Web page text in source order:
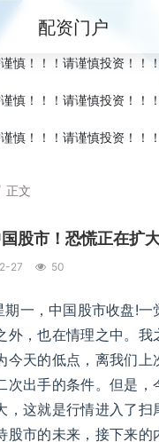
配资门户
正文
股市！恐慌正在扩
27 50
一，中国股市收盘!一
外，也在情理之中。我
今天的低点，离我们上
次出手的条件。但是，
，这就是行情进入了扫
股市的未来，接下来的